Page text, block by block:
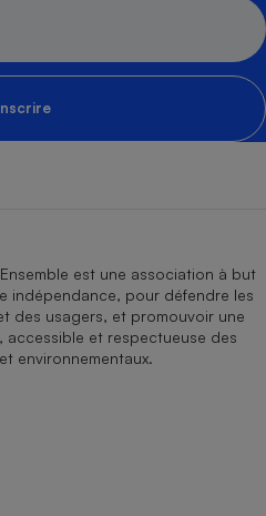
est une association à but
indépendance, pour défendre les
des usagers, et promouvoir une
accessible et respectueuse des
environnementaux.